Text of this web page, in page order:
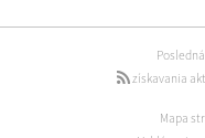
získavania
Mapa